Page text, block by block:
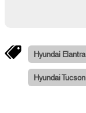
Hyundai Elantra
Hyundai Tucson